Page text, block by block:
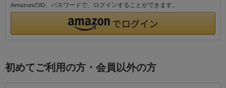
AmazonのID、パスワードで、ログインすることができます。
初めてご利用の方・会員以外の方